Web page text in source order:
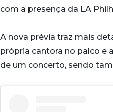
com a presença da LA
A nova prévia traz mais
própria cantora no palco e
de um concerto, sendo